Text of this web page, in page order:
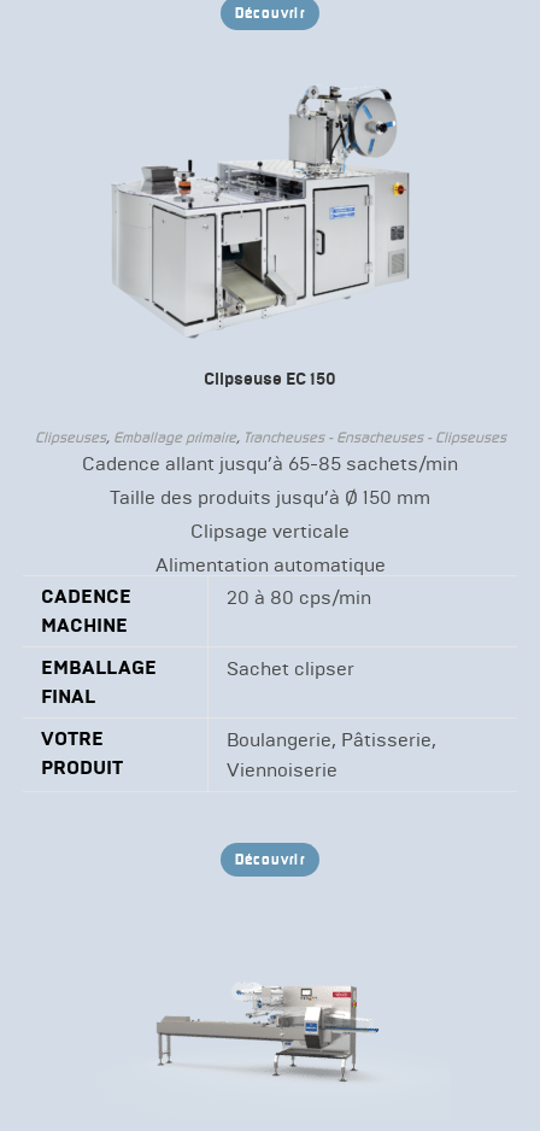
Découvrir
Clipseuse EC 150
Clipseuses, Emballage primaire, Trancheuses - Ensacheuses - Clipseuses
Cadence allant jusqu’à 65-85 sachets/min
Taille des produits jusqu’à Ø 150 mm
Clipsage verticale
Alimentation automatique
CADENCE
MACHINE
20 à 80 cps/min
EMBALLAGE
FINAL
Sachet clipser
VOTRE
PRODUIT
Boulangerie, Pâtisserie,
Viennoiserie
Découvrir